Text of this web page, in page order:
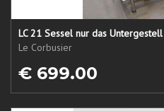
LC 21 Sessel nur das
Le Corbusier
€ 699.00